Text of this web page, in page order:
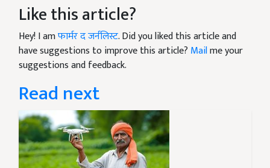
Like this article?
Hey! I amफार्मर द जर्नलिस्ट. Did you liked this article and
have suggestions to improve this article? Mailme your
suggestions and feedback.
Read next